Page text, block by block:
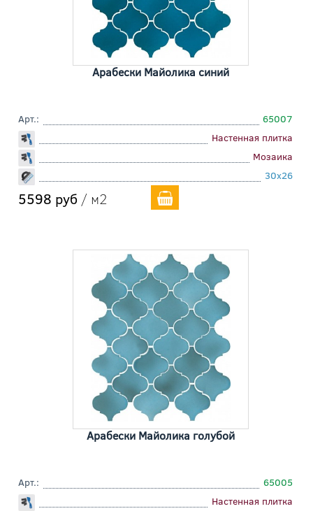
Арабески Майолика синий
Арт.:
65007
Настенная плитка
Мозаика
30x26
5598 руб / м2
Арабески Майолика голубой
Арт.:
65005
Настенная плитка